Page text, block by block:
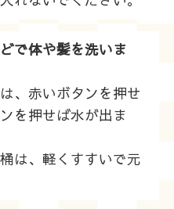
で体や髪を洗いま
、赤いボタンを押せ
を押せば水が出ま
は、軽くすすいで元